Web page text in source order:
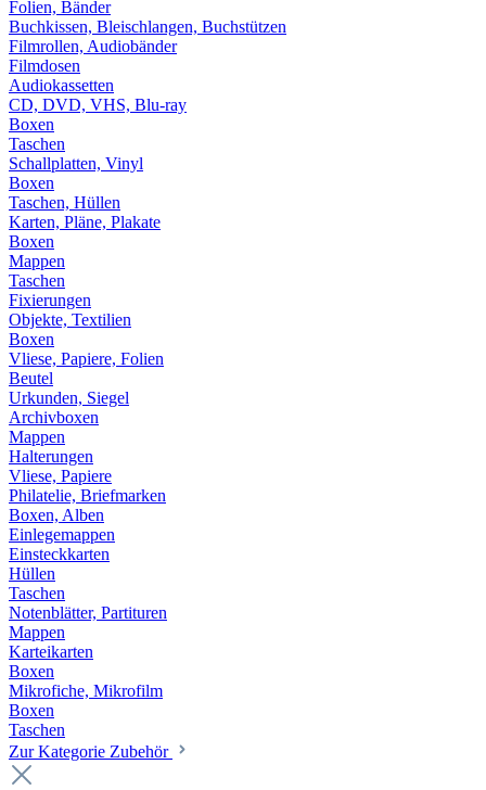
Folien, Bänder
Buchkissen, Bleischlangen, Buchstützen
Filmrollen, Audiobänder
Filmdosen
Audiokassetten
CD, DVD, VHS, Blu-ray
Boxen
Taschen
Schallplatten, Vinyl
Boxen
Taschen, Hüllen
Karten, Pläne, Plakate
Boxen
Mappen
Taschen
Fixierungen
Objekte, Textilien
Boxen
Vliese, Papiere, Folien
Beutel
Urkunden, Siegel
Archivboxen
Mappen
Halterungen
Vliese, Papiere
Philatelie, Briefmarken
Boxen, Alben
Einlegemappen
Einsteckkarten
Hüllen
Taschen
Notenblätter, Partituren
Mappen
Karteikarten
Boxen
Mikrofiche, Mikrofilm
Boxen
Taschen
Zur Kategorie Zubehör